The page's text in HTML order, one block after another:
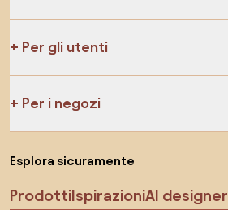
Per gli utenti
Per i negozi
Esplora sicuramente
ProdottiIspirazioniAI designer